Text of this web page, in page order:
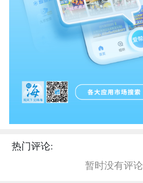
热门评论:
暂时没有评论